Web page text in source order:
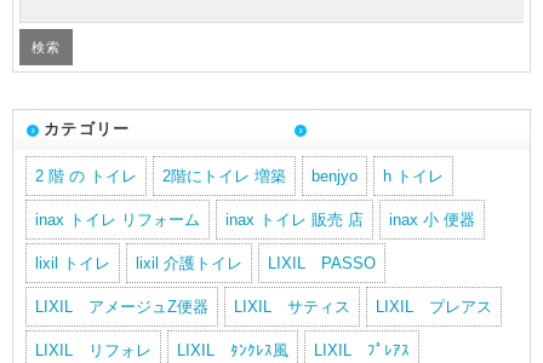
カテゴリー
2 階 の トイレ 2階にトイレ 増築 benjyo h トイレ
inax トイレ リフォーム inax トイレ 販売 店 inax 小 便器
lixil トイレ lixil 介護トイレ LIXIL PASSO
LIXIL アメージュZ便器 LIXIL サティス LIXIL プレアス
LIXIL リフォレ LIXIL ﾀﾝｸﾚｽ風 LIXIL ﾌﾟﾚｱｽ